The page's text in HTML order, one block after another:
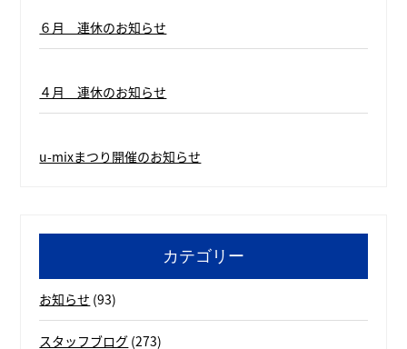
６月 連休のお知らせ
４月 連休のお知らせ
u-mixまつり開催のお知らせ
カテゴリー
お知らせ (93)
スタッフブログ (273)